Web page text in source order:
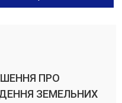
ПРО
ЗЕМЕЛЬНИХ